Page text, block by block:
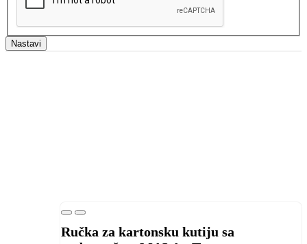
Nastavi
Ručka za kartonsku kutiju sa